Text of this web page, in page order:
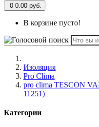
0 0.00 руб.
В корзине пусто!
Изоляция
Pro Clima
pro clima TESCON
11251)
Категории